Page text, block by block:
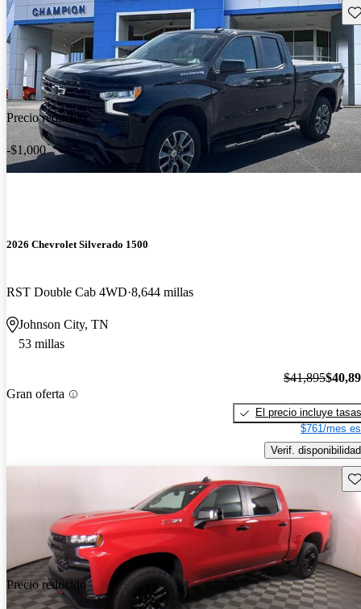
Precio reducido
-$1,000
2026 Chevrolet Silverado 1500
RST Double Cab 4WD 8,644 millas
Johnson City, TN
53 millas
Gran oferta
$41,895
El precio incluye tasas
$761/mes
Verif. disponibilidad
Precio reducido